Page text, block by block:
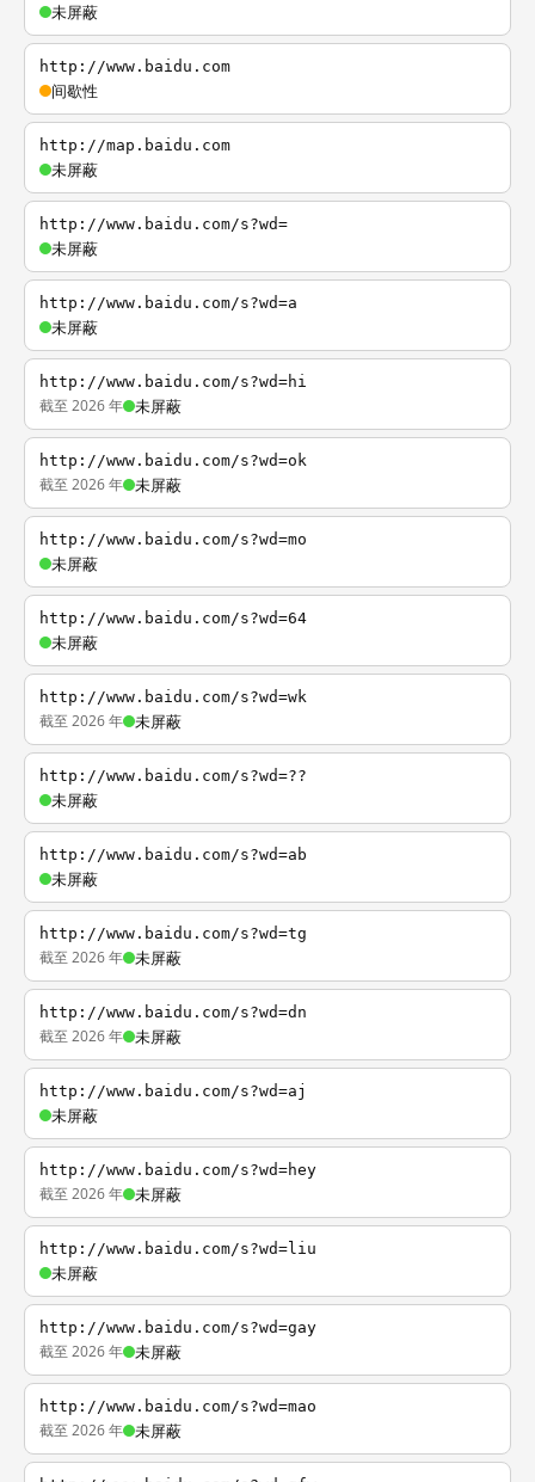
未屏蔽
http://www.baidu.com
间歇性
http://map.baidu.com
未屏蔽
http://www.baidu.com/s?wd=
未屏蔽
http://www.baidu.com/s?wd=a
未屏蔽
http://www.baidu.com/s?wd=hi
截至 2026 年 未屏蔽
http://www.baidu.com/s?wd=ok
截至 2026 年 未屏蔽
http://www.baidu.com/s?wd=mo
未屏蔽
http://www.baidu.com/s?wd=64
未屏蔽
http://www.baidu.com/s?wd=wk
截至 2026 年 未屏蔽
http://www.baidu.com/s?wd=??
未屏蔽
http://www.baidu.com/s?wd=ab
未屏蔽
http://www.baidu.com/s?wd=tg
截至 2026 年 未屏蔽
http://www.baidu.com/s?wd=dn
截至 2026 年 未屏蔽
http://www.baidu.com/s?wd=aj
未屏蔽
http://www.baidu.com/s?wd=hey
截至 2026 年 未屏蔽
http://www.baidu.com/s?wd=liu
未屏蔽
http://www.baidu.com/s?wd=gay
截至 2026 年 未屏蔽
http://www.baidu.com/s?wd=mao
截至 2026 年 未屏蔽